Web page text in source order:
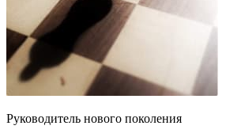
Руководитель нового поколения